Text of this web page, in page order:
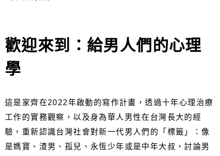
歡迎來到：給男人們的心理
學
這是家齊在2022年啟動的寫作計畫，透過十年心理治療
工作的實務觀察，以及身為華人男性在台灣長大的經
驗，重新認識台灣社會對新一代男人們的「標籤」：像
是媽寶、渣男、孤兒、永恆少年或是中年大叔，討論男